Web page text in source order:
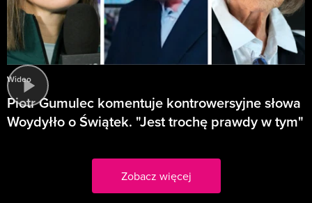
Wideo
Piotr Gumulec komentuje kontrowersyjne słowa
Woydyłło o Świątek. "Jest trochę prawdy w tym"
Zobacz więcej